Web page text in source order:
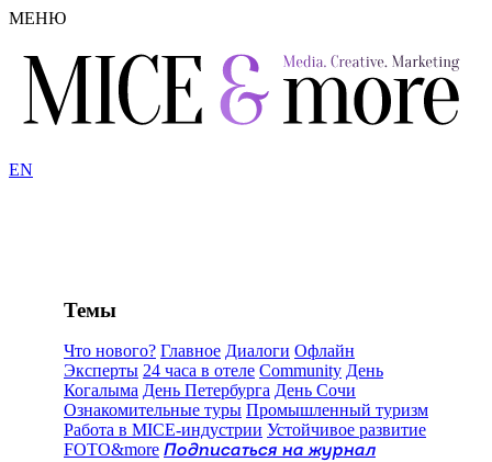
МЕНЮ
EN
Темы
Что нового? Главное Диалоги Офлайн
Эксперты 24 часа в отеле Community День
Когалыма День Петербурга День Сочи
Ознакомительные туры Промышленный туризм
Работа в MICE-индустрии Устойчивое развитие
FOTO&more Подписаться на журнал